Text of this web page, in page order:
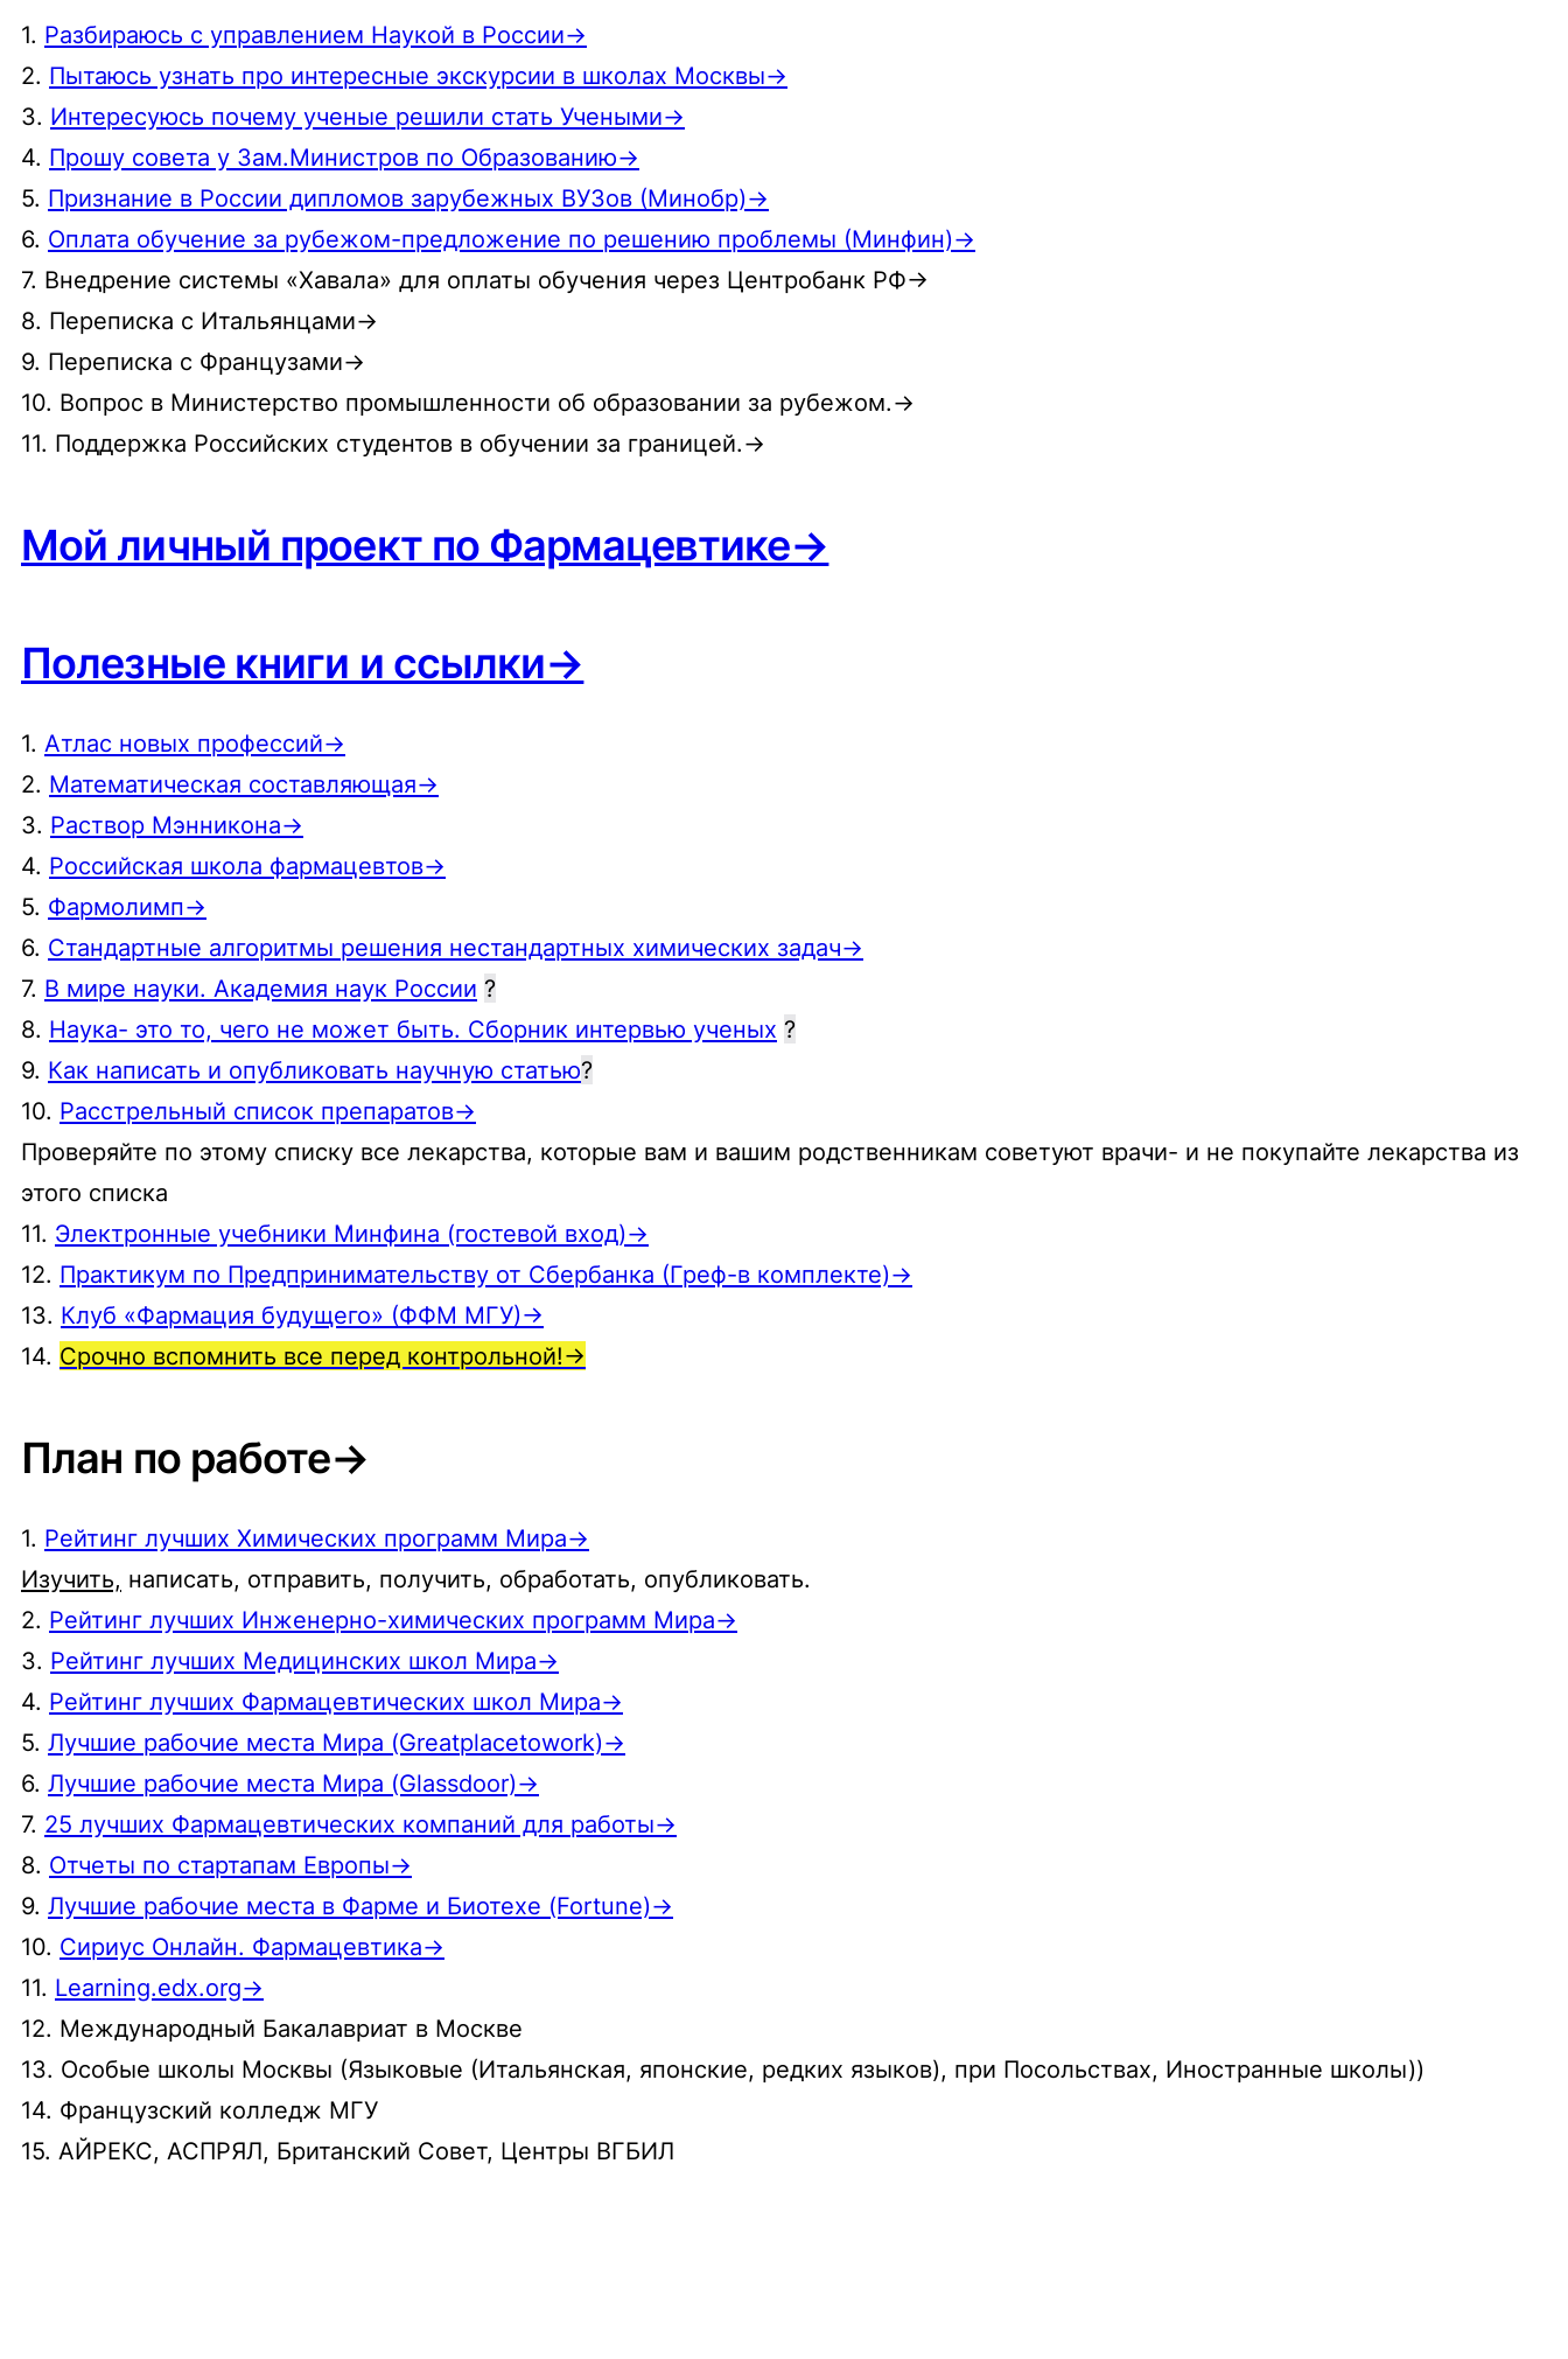
1. Разбираюсь с управлением Наукой в России→
2. Пытаюсь узнать про интересные экскурсии в школах Москвы→
3. Интересуюсь почему ученые решили стать Учеными→
4. Прошу совета у Зам.Министров по Образованию→
5. Признание в России дипломов зарубежных ВУЗов (Минобр)→
6. Оплата обучение за рубежом-предложение по решению проблемы (Минфин)→
7. Внедрение системы «Хавала» для оплаты обучения через Центробанк РФ→
8. Переписка с Итальянцами→
9. Переписка с Французами→
10. Вопрос в Министерство промышленности об образовании за рубежом.→
11. Поддержка Российских студентов в обучении за границей.→
Мой личный проект по Фармацевтике→
Полезные книги и ссылки→
1. Атлас новых профессий→
2. Математическая составляющая→
3. Раствор Мэнникона→
4. Российская школа фармацевтов→
5. Фармолимп→
6. Стандартные алгоритмы решения нестандартных химических задач→
7. В мире науки. Академия наук России ?
8. Наука- это то, чего не может быть. Сборник интервью ученых ?
9. Как написать и опубликовать научную статью?
10. Расстрельный список препаратов→
Проверяйте по этому списку все лекарства, которые вам и вашим родственникам советуют врачи- и не покупайте лекарства из
этого списка
11. Электронные учебники Минфина (гостевой вход)→
12. Практикум по Предпринимательству от Сбербанка (Греф-в комплекте)→
13. Клуб «Фармация будущего» (ФФМ МГУ)→
14. Срочно вспомнить все перед контрольной!→
План по работе→
1. Рейтинг лучших Химических программ Мира→
Изучить, написать, отправить, получить, обработать, опубликовать.
2. Рейтинг лучших Инженерно-химических программ Мира→
3. Рейтинг лучших Медицинских школ Мира→
4. Рейтинг лучших Фармацевтических школ Мира→
5. Лучшие рабочие места Мира (Greatplacetowork)→
6. Лучшие рабочие места Мира (Glassdoor)→
7. 25 лучших Фармацевтических компаний для работы→
8. Отчеты по стартапам Европы→
9. Лучшие рабочие места в Фарме и Биотехе (Fortune)→
10. Сириус Онлайн. Фармацевтика→
11. Learning.edx.org→
12. Международный Бакалавриат в Москве
13. Особые школы Москвы (Языковые (Итальянская, японские, редких языков), при Посольствах, Иностранные школы))
14. Французский колледж МГУ
15. АЙРЕКС, АСПРЯЛ, Британский Совет, Центры ВГБИЛ